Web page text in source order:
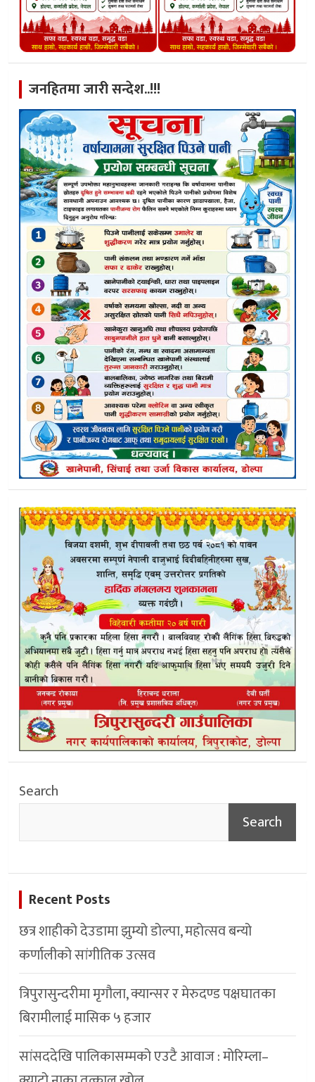
जनहितमा जारी सन्देश..!!!
Search
Search
Recent Posts
छत्र शाहीको देउडामा झुम्यो डोल्पा, महोत्सव बन्यो
कर्णालीको सांगीतिक उत्सव
त्रिपुरासुन्दरीमा मृगौला, क्यान्सर र मेरुदण्ड पक्षघातका
बिरामीलाई मासिक ५ हजार
सांसददेखि पालिकासम्मको एउटै आवाज : मोरिम्ला–